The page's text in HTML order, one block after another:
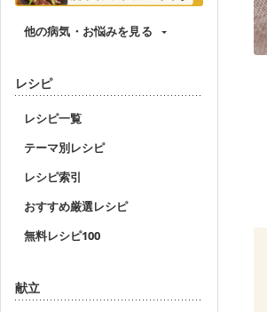
他の病気・お悩みを見る
レシピ
レシピ一覧
テーマ別レシピ
レシピ索引
おすすめ厳選レシピ
無料レシピ100
献立